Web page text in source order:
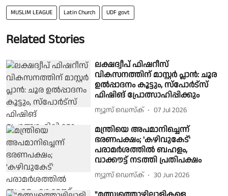
MUSLIM LEAGUE Latin Church UDF govt
Related Stories
ലക്ഷദ്വീപ് ഫിഷറീസ്
വികസനത്തിന് മാസ്റ്റര്‍ പ്ലാന്‍: ചൂര
ഉൽപ്പാദനം കൂട്ടും, സ്പോർട്സ്
ഫിഷിങ് പ്രോത്സാഹിപ്പിക്കും
ന്യൂസ് ഡെസ്ക് 07 Jul 2026
മന്ത്രിയെ അപമാനിച്ചെന്ന്
ഭരണപക്ഷം; 'കഴിവുകേട്'
പരാമർശത്തിൽ ബഹളം,
വാക്കൗട്ട് നടത്തി പ്രതിപക്ഷം
ന്യൂസ് ഡെസ്ക് 30 Jun 2026